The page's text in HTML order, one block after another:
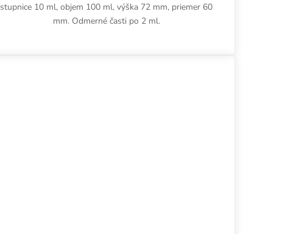
stupnice 10 ml, objem 100 ml, výška 72 mm, priemer 60
mm. Odmerné časti po 2 ml.